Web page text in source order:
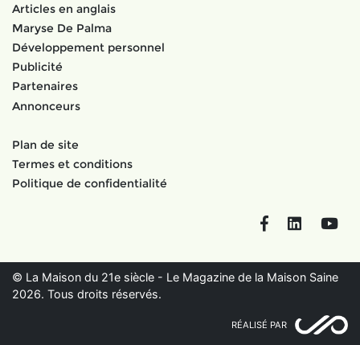
Articles en anglais
Maryse De Palma
Développement personnel
Publicité
Partenaires
Annonceurs
Plan de site
Termes et conditions
Politique de confidentialité
FacebookLinkedIn
© La Maison du 21e siècle - Le Magazine de la Maison Saine
2026. Tous droits réservés.
RÉALISÉ PAR